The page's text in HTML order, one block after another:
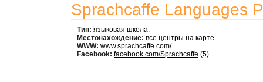
Sprachcaffe Languages
Тип: языковая школа.
Местонахождение: все центры на карте.
WWW: www.sprachcaffe.com/
Facebook: facebook.com/Sprachcaffe (5)